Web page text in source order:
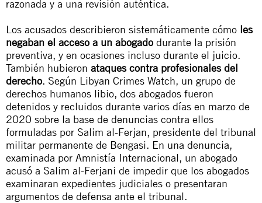
razonada y a una revisión auténtica.
Los acusados describieron sistemáticamente cómo les
negaban el acceso a un abogado durante la prisión
preventiva, y en ocasiones incluso durante el juicio.
También hubieron ataques contra profesionales del
derecho. Según Libyan Crimes Watch, un grupo de
derechos humanos libio, dos abogados fueron
detenidos y recluidos durante varios días en marzo de
2020 sobre la base de denuncias contra ellos
formuladas por Salim al-Ferjan, presidente del tribunal
militar permanente de Bengasi. En una denuncia,
examinada por Amnistía Internacional, un abogado
acusó a Salim al-Ferjani de impedir que los abogados
examinaran expedientes judiciales o presentaran
argumentos de defensa ante el tribunal.